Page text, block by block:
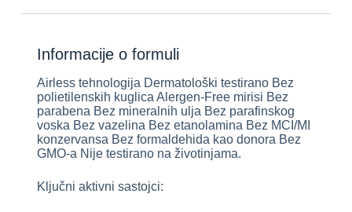
Informacije o formuli
Airless tehnologija Dermatološki testirano Bez
polietilenskih kuglica Alergen-Free mirisi Bez
parabena Bez mineralnih ulja Bez parafinskog
voska Bez vazelina Bez etanolamina Bez MCI/MI
konzervansa Bez formaldehida kao donora Bez
GMO-a Nije testirano na životinjama.
Ključni aktivni sastojci: